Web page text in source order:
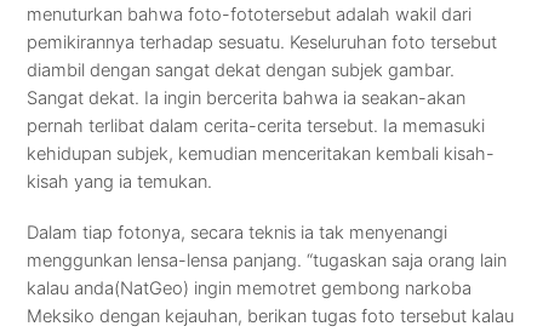
menuturkan bahwa foto-fototersebut adalah wakil dari
pemikirannya terhadap sesuatu. Keseluruhan foto tersebut
diambil dengan sangat dekat dengan subjek gambar.
Sangat dekat. Ia ingin bercerita bahwa ia seakan-akan
pernah terlibat dalam cerita-cerita tersebut. Ia memasuki
kehidupan subjek, kemudian menceritakan kembali kisah-
kisah yang ia temukan.
Dalam tiap fotonya, secara teknis ia tak menyenangi
menggunkan lensa-lensa panjang. “tugaskan saja orang lain
kalau anda(NatGeo) ingin memotret gembong narkoba
Meksiko dengan kejauhan, berikan tugas foto tersebut kalau